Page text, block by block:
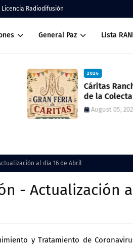
Licencia Radiodifusión
General Paz Lista
el resultado
una
Inscripción
Cocina
July
al día 16 de Abril
- Actualización
y Tratamiento de